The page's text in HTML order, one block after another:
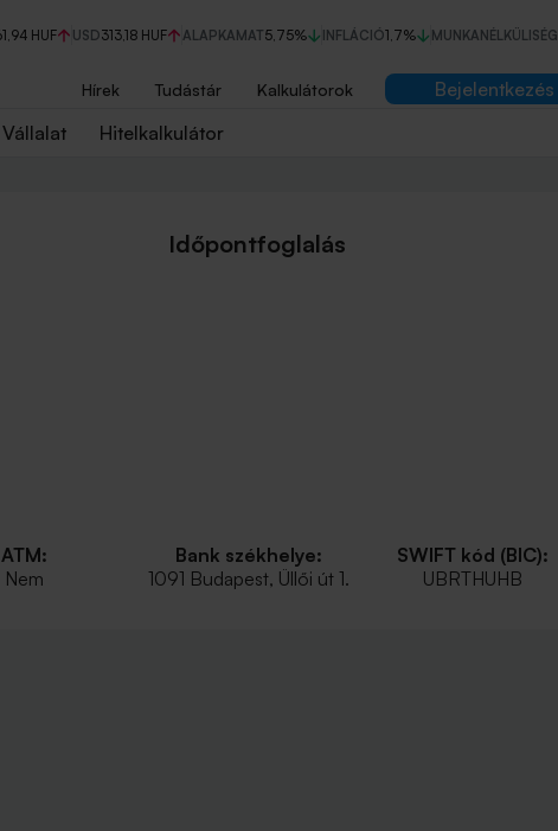
HUF USD313,18 HUF ALAPKAMAT5,75% INFLÁCIÓ1,7% MUNKANÉLKÜLISÉG
Hírek Tudástár Kalkulátorok
Bejelentkezés
Vállalat Hitelkalkulátor
Időpontfoglalás
ATM:
Nem
Bank székhelye:
1091 Budapest, Üllői út 1.
SWIFT kód (BIC):
UBRTHUHB